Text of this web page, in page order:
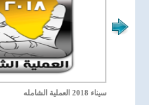
سيناء 2018 العملية الشامله